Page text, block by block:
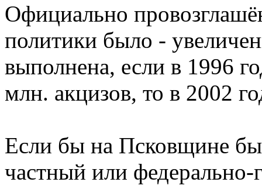
Официально
политики было -
выполнена, если в 1996
млн. акцизов, то в 2002
Если бы на Псковщине
частный или федерально-